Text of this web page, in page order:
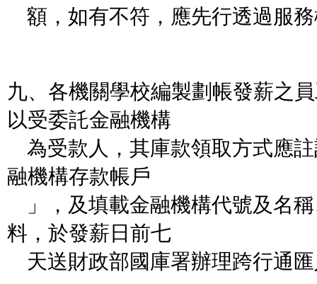
額，如有不符，應先行透過服
九、各機關學校編製劃帳發薪之
以受委託金融機構
為受款人，其庫款領取方式應
融機構存款帳戶
」，及填載金融機構代號及名
料，於發薪日前七
天送財政部國庫署辦理跨行通